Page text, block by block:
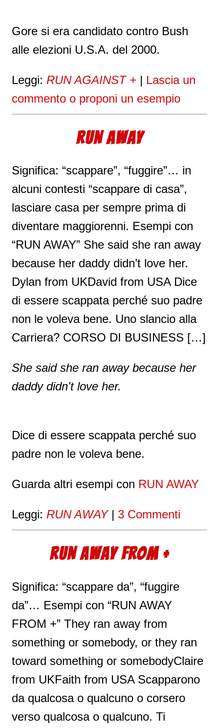
Gore si era candidato contro Bush
alle elezioni U.S.A. del 2000.
Leggi: RUN AGAINST + | Lascia un
commento o proponi un esempio
RUN AWAY
Significa: “scappare”, “fuggire”… in
alcuni contesti “scappare di casa”,
lasciare casa per sempre prima di
diventare maggiorenni. Esempi con
“RUN AWAY” She said she ran away
because her daddy didn’t love her.
Dylan from UKDavid from USA Dice
di essere scappata perché suo padre
non le voleva bene. Uno slancio alla
Carriera? CORSO DI BUSINESS […]
She said she ran away because her
daddy didn't love her.
Dice di essere scappata perché suo
padre non le voleva bene.
Guarda altri esempi con RUN AWAY
Leggi: RUN AWAY| 3 Commenti
RUN AWAY FROM +
Significa: “scappare da”, “fuggire
da”… Esempi con “RUN AWAY
FROM +” They ran away from
something or somebody, or they ran
toward something or somebodyClaire
from UKFaith from USA Scapparono
da qualcosa o qualcuno o corsero
verso qualcosa o qualcuno. Ti